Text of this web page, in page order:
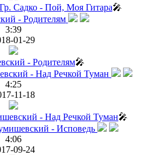
Садко - Пой, Моя Гитара🎤
3:39
01-29
- Родителям🎤
4:25
11-18
- Над Речкой Туман🎤
4:06
09-24